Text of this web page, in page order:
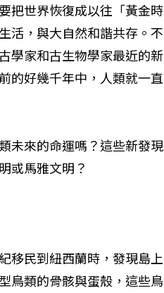
把世界恢復成以往「黃金時
活，與大自然和諧共存。不
學家和古生物學家最近的新
的好幾千年中，人類就一直
未來的命運嗎？這些新發現
或馬雅文明？
移民到紐西蘭時，發現島上
鳥類的骨骸與蛋殼，這些鳥